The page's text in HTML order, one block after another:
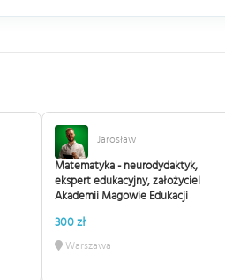
Jarosław
Matematyka - neurodydaktyk,
ekspert edukacyjny, założyciel
Akademii Magowie Edukacji
300 zł
Warszawa